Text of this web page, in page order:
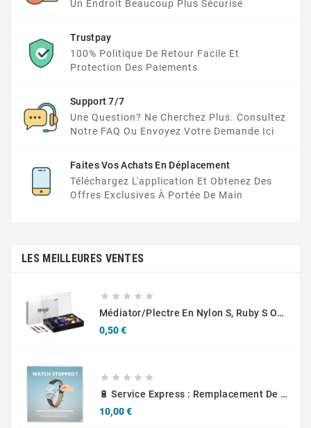
Un Endroit Beaucoup Plus Sécurisé
Trustpay
100% Politique De Retour Facile Et
Protection Des Paiements
Support 7/7
Une Question? Ne Cherchez Plus. Consultez
Notre FAQ Ou Envoyez Votre Demande Ici
Faites Vos Achats En Déplacement
Téléchargez L'application Et Obtenez Des
Offres Exclusives À Portée De Main
LES MEILLEURES VENTES
    
Médiator/plectre En Nylon S, Ruby S Ou Touch L - STAGG PBOX10
0,50 €Prix
    
🔋 Service Express : Remplacement De Piles D'Horlogerie
10,00 €Prix